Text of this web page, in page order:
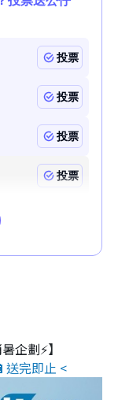
企劃⚡】
送完即止 <